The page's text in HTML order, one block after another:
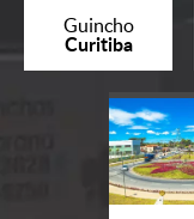
Guincho
Curitiba